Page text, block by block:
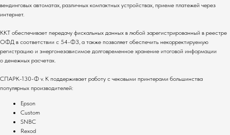
вендинговых автоматах, различных компактных устройствах, приеме платежей через
интернет.
ККТ обеспечивает передачу фискальных данных в любой зарегистрированный в реестре
ОФД в соответствии с 54-ФЗ, а также позволяет обеспечить некорректируемую
регистрацию и энергонезависимое долговременное хранение итоговой информации
о денежных расчетах.
СПАРК-130-Ф v. K поддерживает работу с чековыми принтерами большинства
популярных производителей:
Epson
Custom
SNBC
Rexod